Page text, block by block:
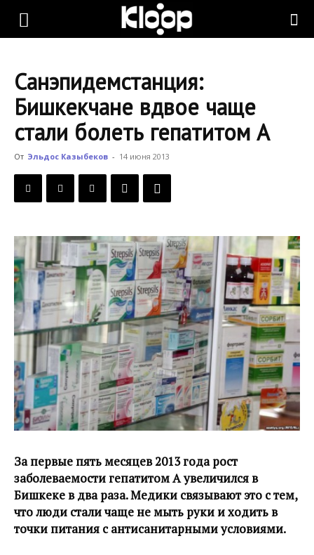
KLOOP.KG
Новости
Кыргызстана
Санэпидемстанция:
Бишкекчане вдвое чаще
стали болеть гепатитом А
От Эльдос Казыбеков - 14 июня 2013
За первые пять месяцев 2013 года рост
заболеваемости гепатитом А увеличился в
Бишкеке в два раза. Медики связывают это с тем,
что люди стали чаще не мыть руки и ходить в
точки питания с антисанитарными условиями.